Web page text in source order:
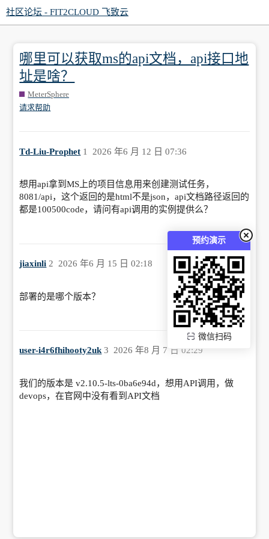
预约演示
微信扫码
社区论坛 - FIT2CLOUD 飞致云
哪里可以获取ms的api文档，api接口地
址是啥？
MeterSphere
请求帮助
Td-Liu-Prophet 2026 年6 月 12 日 07:36
1
想用api拿到MS上的项目信息用来创建测试任务，
8081/api，这个返回的是html不是json，api文档路径返回的
都是100500code，请问有api调用的实例提供么？
jiaxinli 2026 年6 月 15 日 02:18
2
部署的是哪个版本？
user-i4r6fhihooty2uk 2026 年8 月 7 日 02:29
3
我们的版本是 v2.10.5-lts-0ba6e94d，想用API调用，做
devops，在官网中没有看到API文档